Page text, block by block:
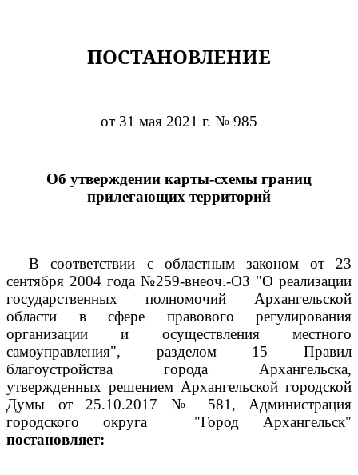
ПОСТАНОВЛЕНИЕ
от 31 мая 2021 г. № 985
Об утверждении карты-схемы границ
прилегающих территорий
В соответствии с областным законом от 23
сентября 2004 года №259-внеоч.-ОЗ "О реализации
государственных полномочий Архангельской
области в сфере правового регулирования
организации и осуществления местного
самоуправления", разделом 15 Правил
благоустройства города Архангельска,
утвержденных решением Архангельской городской
Думы от 25.10.2017 № 581, Администрация
городского округа
"Город Архангельск"
постановляет: